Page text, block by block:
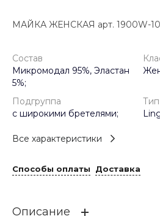
МАЙКА ЖЕНСКАЯ арт. 1900W-
Состав
Микромодал 95%, Эластан
5%;
Подгруппа
с широкими бретелями;
Все характеристики
Способы оплаты Доставка
Описание